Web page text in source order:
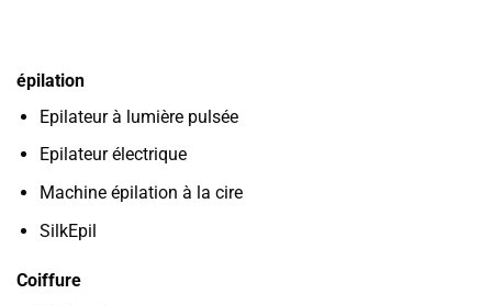
épilation
Epilateur à lumière pulsée
Epilateur électrique
Machine épilation à la cire
SilkEpil
Coiffure